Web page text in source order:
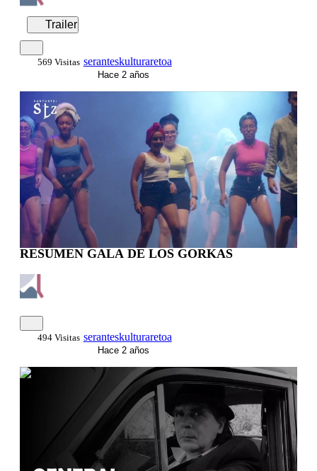
Trailer
569 Visitas seranteskulturaretoa
Hace 2 años
RESUMEN GALA DE LOS GORKAS
494 Visitas seranteskulturaretoa
Hace 2 años
0:03:35